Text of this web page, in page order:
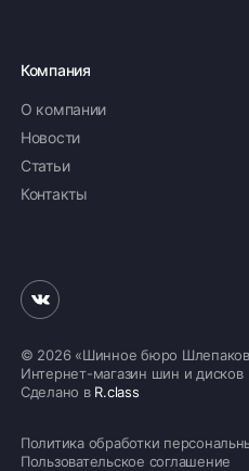
Компания
О компании
Новости
Статьи
Контакты
© 2026 «Шинное бюро
Интернет-магазин шин и дисков
Сделано в R.class
Политика обработки
Пользовательское соглашение